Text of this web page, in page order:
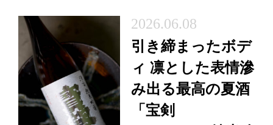
2026.06.08
引き締まったボデ
ィ 凛とした表情滲
み出る最高の夏酒
「宝剣